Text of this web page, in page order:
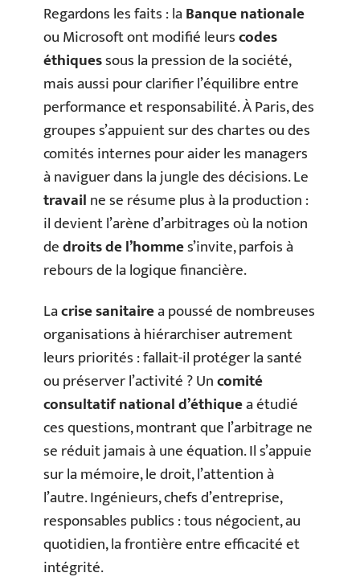
Regardons les faits : laBanque nationale
ou Microsoft ont modifié leurscodes
éthiquessous la pression de la société,
mais aussi pour clarifier l’équilibre entre
performance et responsabilité. À Paris, des
groupes s’appuient sur des chartes ou des
comités internes pour aider les managers
à naviguer dans la jungle des décisions. Le
travailne se résume plus à la production :
il devient l’arène d’arbitrages où la notion
dedroits de l’hommes’invite, parfois à
rebours de la logique financière.
Lacrise sanitairea poussé de nombreuses
organisations à hiérarchiser autrement
leurs priorités : fallait-il protéger la santé
ou préserver l’activité ? Uncomité
consultatif national d’éthiquea étudié
ces questions, montrant que l’arbitrage ne
se réduit jamais à une équation. Il s’appuie
sur la mémoire, le droit, l’attention à
l’autre. Ingénieurs, chefs d’entreprise,
responsables publics : tous négocient, au
quotidien, la frontière entre efficacité et
intégrité.